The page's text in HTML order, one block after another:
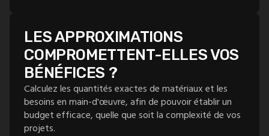
LES APPROXIMATIONS
COMPROMETTENT-ELLES VOS
BÉNÉFICES ?
Calculez les quantités exactes de matériaux et les
besoins en main-d'œuvre, afin de pouvoir établir un
budget efficace, quelle que soit la complexité de vos
projets.